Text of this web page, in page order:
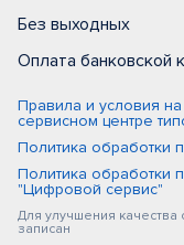
Без выходных
Оплата банковской
Правила и условия
сервисном центре
Политика обработки
Политика обработки
"Цифровой сервис"
Для улучшения
записан